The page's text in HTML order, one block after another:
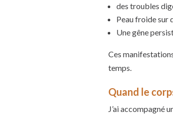
des troubles
Peau froide sur
Une gêne
Ces
temps.
Quand le
J’ai accompagné